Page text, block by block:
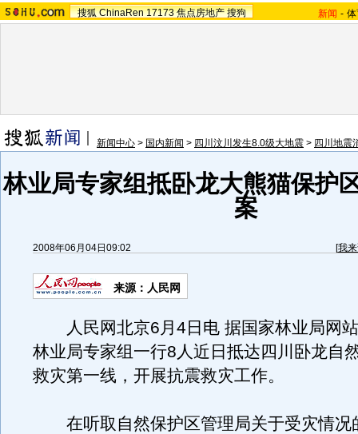
搜狐 ChinaRen 17173 焦点房地产 搜狗 新闻 -
新闻中心 > 国内新闻 > 四川汶川发生8.0级大地震 > 四川地震
林业局专家组抵卧龙大熊猫保护
案
2008年06月04日09:02 [我
来源：人民网
人民网北京6月4日电 据国家林业局网
林业局专家组一行8人近日抵达四川卧龙自
救灾第一线，开展抗震救灾工作。
在听取自然保护区管理局关于受灾情况